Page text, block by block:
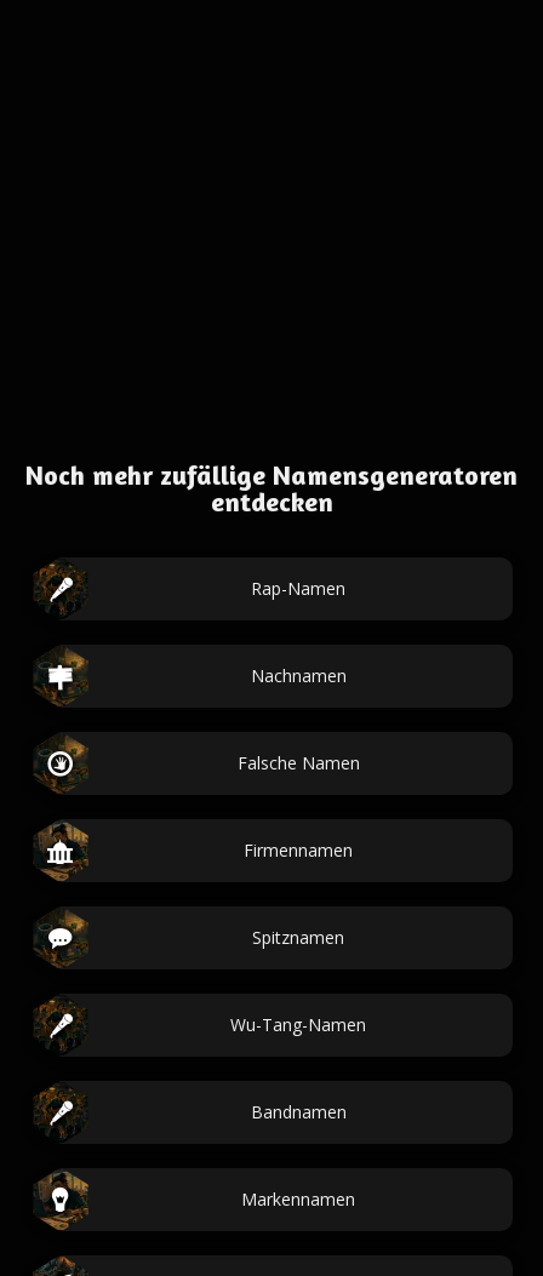
Noch mehr zufällige Namensgeneratoren
entdecken
Rap-Namen
Nachnamen
Falsche Namen
Firmennamen
Spitznamen
Wu-Tang-Namen
Bandnamen
Markennamen